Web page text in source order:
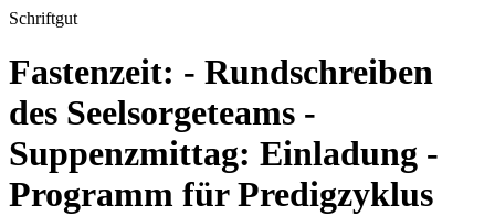
Schriftgut
Fastenzeit: - Rundschreiben
des Seelsorgeteams -
Suppenzmittag: Einladung -
Programm für Predigzyklus